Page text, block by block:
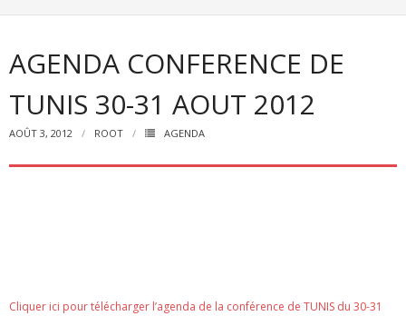
Agenda
objectifs
AGENDA CONFERENCE DE
TUNIS 30-31 AOUT 2012
AOÛT 3, 2012 ROOT AGENDA
Cliquer ici pour télécharger l’agenda de la conférence de TUNIS du 30-31